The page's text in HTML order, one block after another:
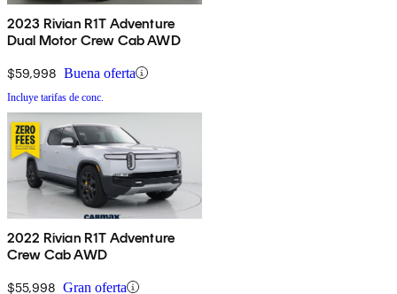
2023 Rivian R1T Adventure
Dual Motor Crew Cab AWD
$59,998 Buena oferta
Incluye tarifas de conc.
2022 Rivian R1T Adventure
Crew Cab AWD
$55,998 Gran oferta